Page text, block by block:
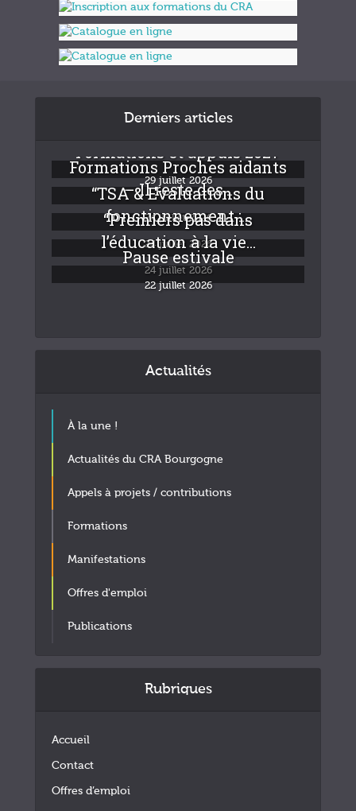
Derniers articles
Formations et appuis 2027
29 juillet 2026
Formations Proches aidants
– Il reste des...
24 juillet 2026
“TSA & Evaluations du
fonctionnement :...
24 juillet 2026
“Premiers pas dans
l’éducation à la vie...
24 juillet 2026
Pause estivale
22 juillet 2026
Actualités
À la une !
Actualités du CRA Bourgogne
Appels à projets / contributions
Formations
Manifestations
Offres d'emploi
Publications
Rubriques
Accueil
Contact
Offres d’emploi